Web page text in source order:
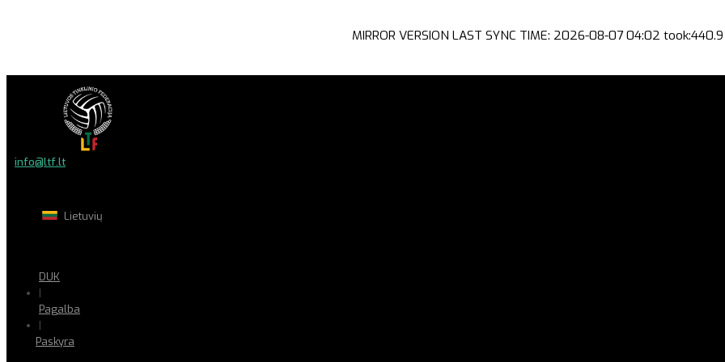
MIRROR VERSION LAST SYNC TIME: 2026-08-07 04:02
info@ltf.lt
Lietuvių
DUK
|
Pagalba
|
Paskyra